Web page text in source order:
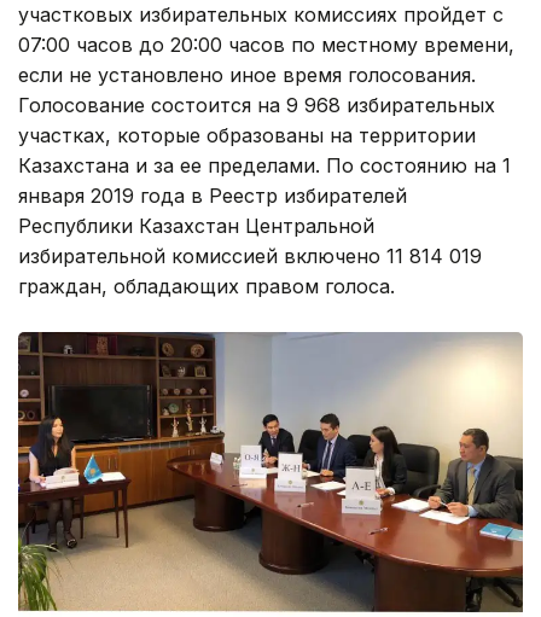
участковых избирательных комиссиях пройдет с
07:00 часов до 20:00 часов по местному времени,
если не установлено иное время голосования.
Голосование состоится на 9 968 избирательных
участках, которые образованы на территории
Казахстана и за ее пределами. По состоянию на 1
января 2019 года в Реестр избирателей
Республики Казахстан Центральной
избирательной комиссией включено 11 814 019
граждан, обладающих правом голоса.